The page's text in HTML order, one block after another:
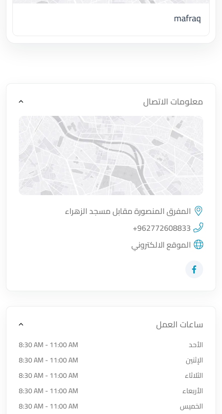
mafraq
معلومات الاتصال
اضغط لتحميل الموقع
المفرق المنصورة مقابل مسجد الزهراء
+962772608833
الموقع الالكتروني
زيارة حساب المتجر على Facebook-f
ساعات العمل
الأحد
8:30 AM - 11:00 AM
الإثنين
8:30 AM - 11:00 AM
الثلاثاء
8:30 AM - 11:00 AM
الأربعاء
8:30 AM - 11:00 AM
الخميس
8:30 AM - 11:00 AM